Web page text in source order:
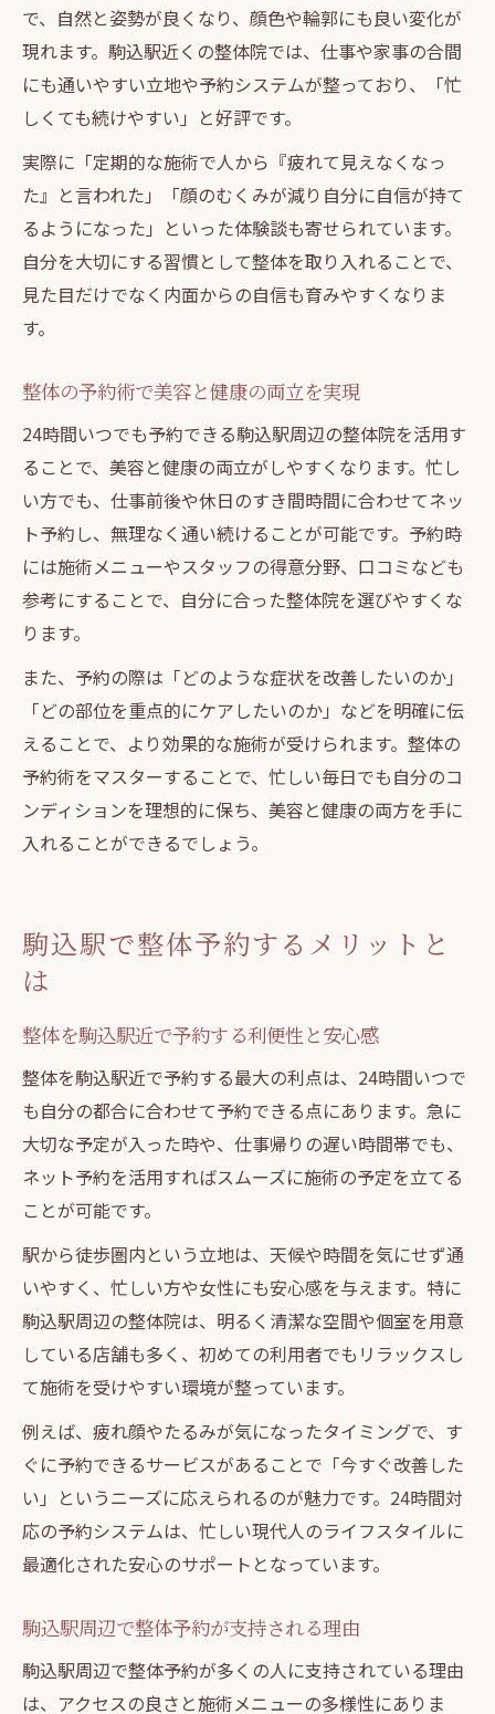
で、自然と姿勢が良くなり、顔色や輪郭にも良い変化が
現れます。駒込駅近くの整体院では、仕事や家事の合間
にも通いやすい立地や予約システムが整っており、「忙
しくても続けやすい」と好評です。
実際に「定期的な施術で人から『疲れて見えなくなっ
た』と言われた」「顔のむくみが減り自分に自信が持て
るようになった」といった体験談も寄せられています。
自分を大切にする習慣として整体を取り入れることで、
見た目だけでなく内面からの自信も育みやすくなりま
す。
整体の予約術で美容と健康の両立を実現
24時間いつでも予約できる駒込駅周辺の整体院を活用す
ることで、美容と健康の両立がしやすくなります。忙し
い方でも、仕事前後や休日のすき間時間に合わせてネッ
ト予約し、無理なく通い続けることが可能です。予約時
には施術メニューやスタッフの得意分野、口コミなども
参考にすることで、自分に合った整体院を選びやすくな
ります。
また、予約の際は「どのような症状を改善したいのか」
「どの部位を重点的にケアしたいのか」などを明確に伝
えることで、より効果的な施術が受けられます。整体の
予約術をマスターすることで、忙しい毎日でも自分のコ
ンディションを理想的に保ち、美容と健康の両方を手に
入れることができるでしょう。
駒込駅で整体予約するメリットと
は
整体を駒込駅近で予約する利便性と安心感
整体を駒込駅近で予約する最大の利点は、24時間いつで
も自分の都合に合わせて予約できる点にあります。急に
大切な予定が入った時や、仕事帰りの遅い時間帯でも、
ネット予約を活用すればスムーズに施術の予定を立てる
ことが可能です。
駅から徒歩圏内という立地は、天候や時間を気にせず通
いやすく、忙しい方や女性にも安心感を与えます。特に
駒込駅周辺の整体院は、明るく清潔な空間や個室を用意
している店舗も多く、初めての利用者でもリラックスし
て施術を受けやすい環境が整っています。
例えば、疲れ顔やたるみが気になったタイミングで、す
ぐに予約できるサービスがあることで「今すぐ改善した
い」というニーズに応えられるのが魅力です。24時間対
応の予約システムは、忙しい現代人のライフスタイルに
最適化された安心のサポートとなっています。
駒込駅周辺で整体予約が支持される理由
駒込駅周辺で整体予約が多くの人に支持されている理由
は、アクセスの良さと施術メニューの多様性にありま